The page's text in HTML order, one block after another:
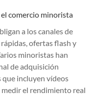
comercio minorista
a los canales de
ofertas flash y
minoristas han
de adquisición
incluyen vídeos
el rendimiento real